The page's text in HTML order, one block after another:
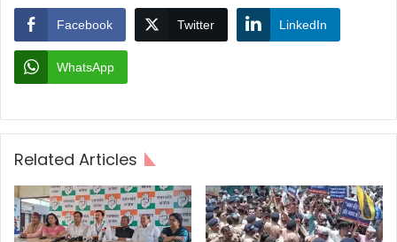
Facebook Twitter LinkedIn
WhatsApp
Related Articles